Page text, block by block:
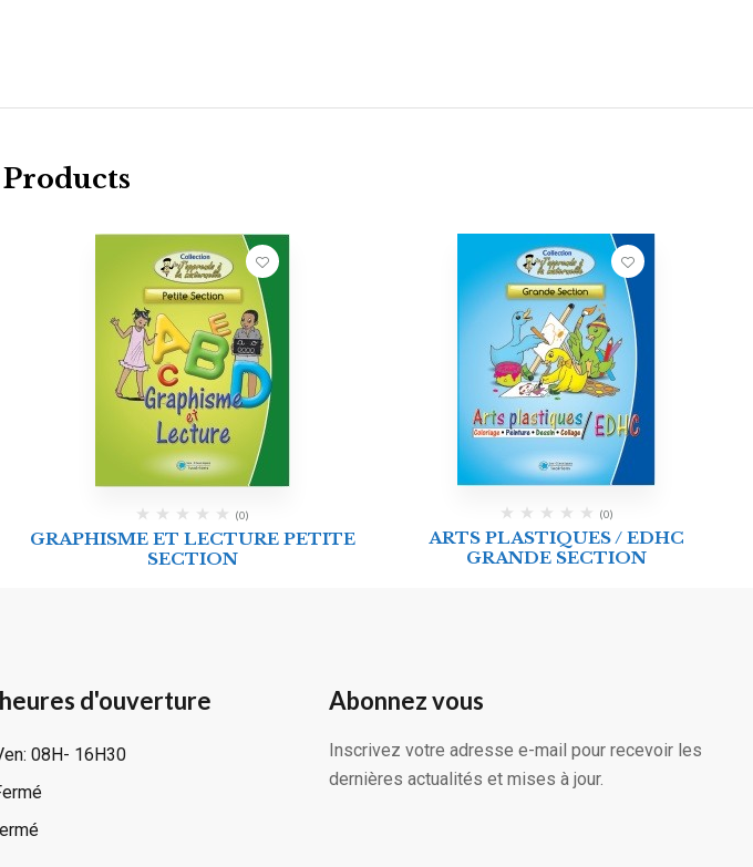
(0)
GRAPHISME ET LECTURE PETITE
SECTION
(0)
ARTS PLASTIQUES / EDHC
GRANDE SECTION
d'ouverture
08H- 16H30
Abonnez vous
Inscrivez votre adresse e-mail pour recevoir les
dernières actualités et mises à jour.